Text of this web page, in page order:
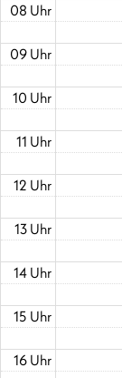
08 Uhr
09 Uhr
10 Uhr
11 Uhr
12 Uhr
13 Uhr
14 Uhr
15 Uhr
16 Uhr